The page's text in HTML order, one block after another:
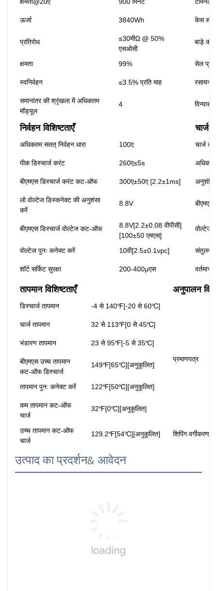
क्षमता@20ए 900 मिनट टर्मिनल
ऊर्जा 3840Wh केस
प्रतिरोध
≤30मीΩ @ 50%
एसओसी
बाड़े की
क्षमता 99% सेल
स्वनिर्वहन ≤3.5% प्रति माह रसायन
समानांतर की श्रृंखला में अधिकतम
मॉड्यूल
4 विन्यास
निर्वहन विशिष्टताएँ चार्ज
अधिकतम सतत् निर्वहन धारा 100ए चार्ज
पीक डिस्चार्ज करंट 260ए≤5s
बीएमएस डिस्चार्ज करंट कट-ऑफ 300ए±50ए [2.2±1ms] अनुशंसित
लो वोल्टेज डिस्कनेक्ट की अनुशंसा
करें
8.8V
बीएमएस डिस्चार्ज वोल्टेज कट-ऑफ
8.8V[2.2±0.08 वीपीसी]
[100±50 एमएस]
वोल्टेज
वोल्टेज पुनः कनेक्ट करें 10वी[2.5±0.1vpc] संतुलन
शॉर्ट सर्किट सुरक्षा 200-400μएस वर्तमान
तापमान विशिष्टताएँ अनुपालन
डिस्चार्ज तापमान -4 से 140℉[-20 से 60℃]
प्रमाणपत्र
चार्ज तापमान 32 से 113℉[0 से 45℃]
भंडारण तापमान 23 से 95℉[-5 से 35℃]
बीएमएस उच्च तापमान
कट-ऑफ डिस्चार्ज
149℉[65℃][अनुकूलित]
तापमान पुन: कनेक्ट करें 122℉[50℃][अनुकूलित]
कम तापमान कट-ऑफ
चार्ज
32℉[0℃][अनुकूलित]
उच्च तापमान कट-ऑफ
चार्ज
129.2℉[54℃][अनुकूलित] शिपिंग वर्गीकरण
उत्पाद का प्रदर्शन& आवेदन